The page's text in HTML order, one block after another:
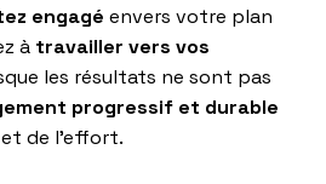
engagé envers votre plan
à travailler vers vos
les résultats ne sont pas
progressif et durable
de l’effort.